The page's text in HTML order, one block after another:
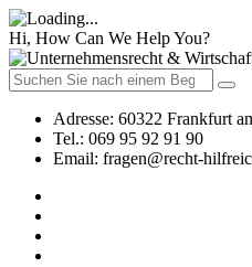
Hi, How Can We Help You?
Adresse: 60322 Frankfurt
Tel.: 069 95 92 91 90
Email: fragen@recht-